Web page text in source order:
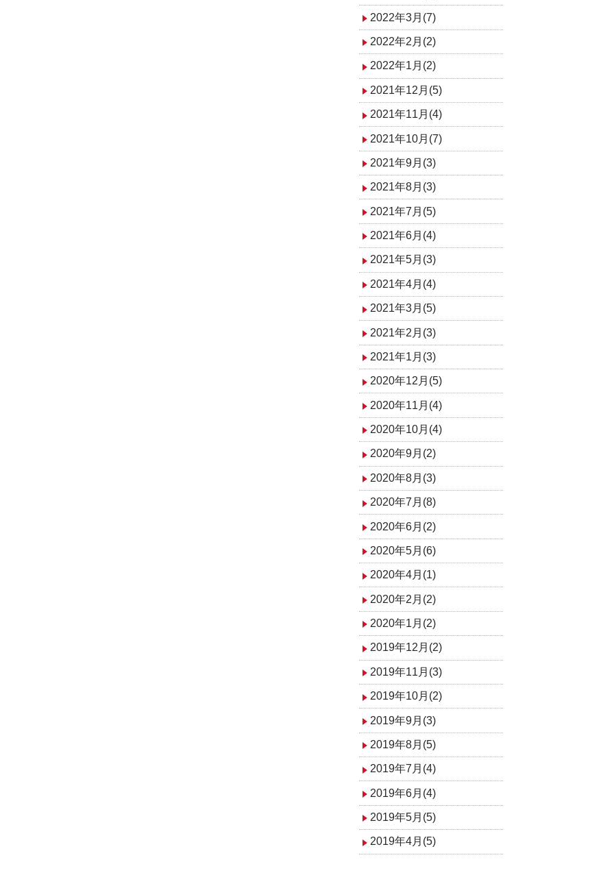
2022年3月(7)
2022年2月(2)
2022年1月(2)
2021年12月(5)
2021年11月(4)
2021年10月(7)
2021年9月(3)
2021年8月(3)
2021年7月(5)
2021年6月(4)
2021年5月(3)
2021年4月(4)
2021年3月(5)
2021年2月(3)
2021年1月(3)
2020年12月(5)
2020年11月(4)
2020年10月(4)
2020年9月(2)
2020年8月(3)
2020年7月(8)
2020年6月(2)
2020年5月(6)
2020年4月(1)
2020年2月(2)
2020年1月(2)
2019年12月(2)
2019年11月(3)
2019年10月(2)
2019年9月(3)
2019年8月(5)
2019年7月(4)
2019年6月(4)
2019年5月(5)
2019年4月(5)